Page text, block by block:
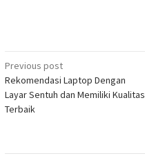
Post
navigation
Previous post
Rekomendasi Laptop Dengan
Layar Sentuh dan Memiliki Kualitas
Terbaik